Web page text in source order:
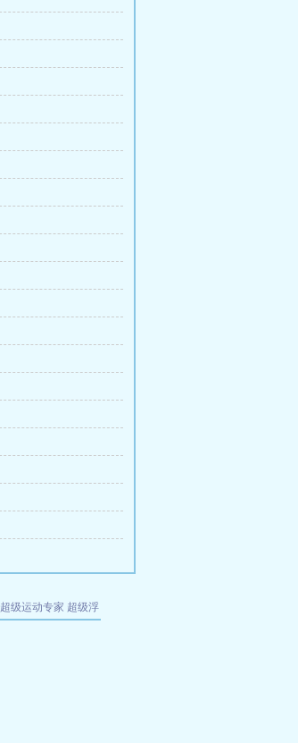
超级运动专家 超级浮